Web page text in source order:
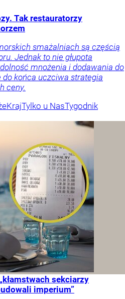
Tak restauratorzy
smażalniach są częścią
Jednak to nie głupota
mnożenia i dodawania do
do końca uczciwa strategia
ceny.
KrajTylko u NasTygodnik
sekciarzy
imperium”